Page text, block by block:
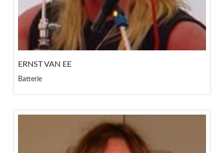
ERNST VAN EE
Batterie